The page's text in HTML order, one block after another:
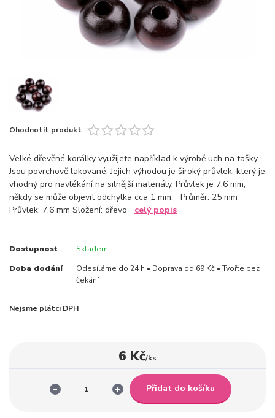
Ohodnotit produkt
Velké dřevěné korálky využijete například k výrobě uch na tašky.
Jsou povrchově lakované. Jejich výhodou je široký průvlek, který je
vhodný pro navlékání na silnější materiály. Průvlek je 7,6 mm,
někdy se může objevit odchylka cca 1 mm. Průměr: 25 mm
Průvlek: 7,6 mm Složení: dřevo celý popis
Dostupnost Skladem
Doba dodání
Odesíláme do 24 h • Doprava od 69 Kč • Tvořte bez
čekání
Nejsme plátci DPH
6 Kč/ks
Přidat do košíku